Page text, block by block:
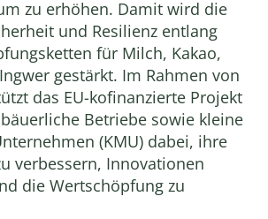
zu erhöhen. Damit wird die
und Resilienz entlang
für Milch, Kakao,
gestärkt. Im Rahmen von
das EU-kofinanzierte Projekt
Betriebe sowie kleine
(KMU) dabei, ihre
verbessern, Innovationen
die Wertschöpfung zu